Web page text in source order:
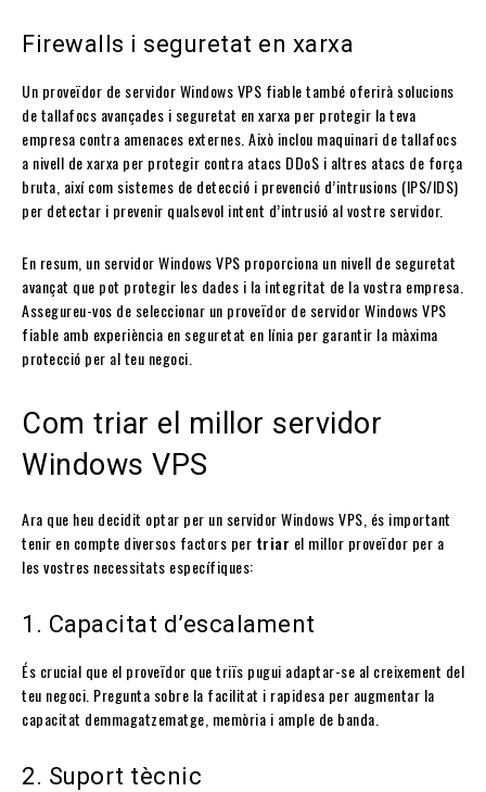
Firewalls i seguretat en xarxa
Un proveïdor de servidor Windows VPS fiable també oferirà solucions
de tallafocs avançades i seguretat en xarxa per protegir la teva
empresa contra amenaces externes. Això inclou maquinari de tallafocs
a nivell de xarxa per protegir contra atacs DDoS i altres atacs de força
bruta, així com sistemes de detecció i prevenció d’intrusions (IPS/IDS)
per detectar i prevenir qualsevol intent d’intrusió al vostre servidor.
En resum, un servidor Windows VPS proporciona un nivell de seguretat
avançat que pot protegir les dades i la integritat de la vostra empresa.
Assegureu-vos de seleccionar un proveïdor de servidor Windows VPS
fiable amb experiència en seguretat en línia per garantir la màxima
protecció per al teu negoci.
Com triar el millor servidor
Windows VPS
Ara que heu decidit optar per un servidor Windows VPS, és important
tenir en compte diversos factors per triar el millor proveïdor per a
les vostres necessitats específiques:
1. Capacitat d’escalament
És crucial que el proveïdor que triïs pugui adaptar-se al creixement del
teu negoci. Pregunta sobre la facilitat i rapidesa per augmentar la
capacitat demmagatzematge, memòria i ample de banda.
2. Suport tècnic